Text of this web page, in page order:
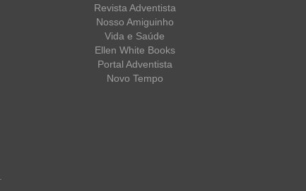
Revista Adventista
Nosso Amiguinho
Vida e Saúde
Ellen White Books
Portal Adventista
Novo Tempo